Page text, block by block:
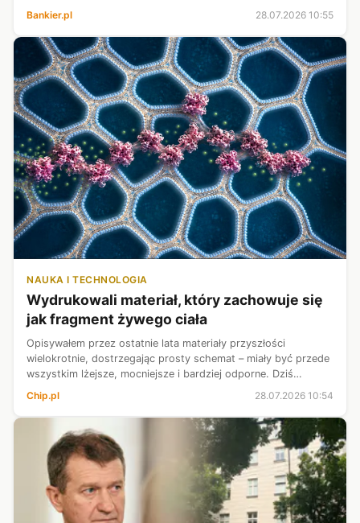
regionów przybrzeżn...
Bankier.pl 28.07.2026 10:55
NAUKA I TECHNOLOGIA
Wydrukowali materiał, który zachowuje się
jak fragment żywego ciała
Opisywałem przez ostatnie lata materiały przyszłości
wielokrotnie, dostrzegając prosty schemat – miały być przede
wszystkim lżejsze, mocniejsze i bardziej odporne. Dziś
naukowcy coraz częściej próbują osiągnąć coś znacznie
ciekawszego, bo chcą sprawi...
Chip.pl 28.07.2026 10:54